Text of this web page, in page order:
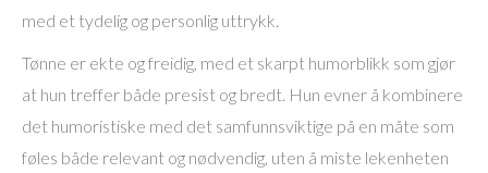
med et tydelig og personlig uttrykk.
Tønne er ekte og freidig, med et skarpt humorblikk som gjør
at hun treffer både presist og bredt. Hun evner å kombinere
det humoristiske med det samfunnsviktige på en måte som
føles både relevant og nødvendig, uten å miste lekenheten